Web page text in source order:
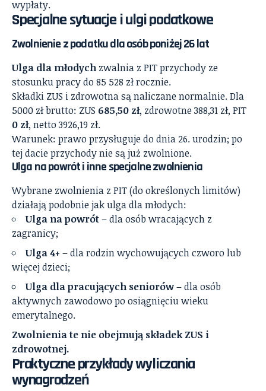
wypłaty.
Specjalne sytuacje i ulgi podatkowe
Zwolnienie z podatku dla osób poniżej 26 lat
Ulga dla młodych zwalnia z PIT przychody ze
stosunku pracy do 85 528 zł rocznie.
Składki ZUS i zdrowotna są naliczane normalnie. Dla
5000 zł brutto: ZUS 685,50 zł, zdrowotne 388,31 zł, PIT
0 zł, netto 3926,19 zł.
Warunek: prawo przysługuje do dnia 26. urodzin; po
tej dacie przychody nie są już zwolnione.
Ulga na powrót i inne specjalne zwolnienia
Wybrane zwolnienia z PIT (do określonych limitów)
działają podobnie jak ulga dla młodych:
Ulga na powrót– dla osób wracających z
zagranicy;
Ulga 4+ – dla rodzin wychowujących czworo lub
więcej dzieci;
Ulga dla pracujących seniorów– dla osób
aktywnych zawodowo po osiągnięciu wieku
emerytalnego.
Zwolnienia te nie obejmują składek ZUS i
zdrowotnej.
Praktyczne przykłady wyliczania
wynagrodzeń